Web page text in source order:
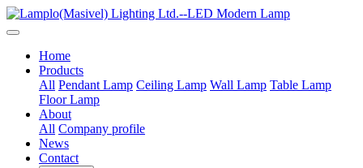
Home
Products
All Pendant Lamp Ceiling Lamp Wall Lamp Table Lamp
Floor Lamp
About
All Company profile
News
Contact